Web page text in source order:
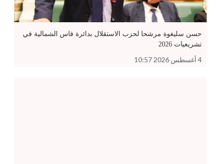
حسن سليغوة مرشحا لحزب الاستقلال بدائرة فاس الشمالية في
تشريعيات 2026
4 أغسطس 2026 10:57